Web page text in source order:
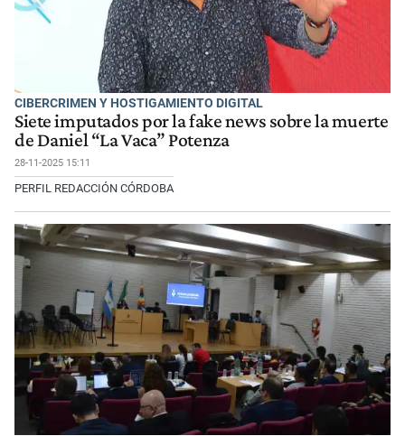
CIBERCRIMEN Y HOSTIGAMIENTO DIGITAL
Siete imputados por la fake news sobre la muerte
de Daniel “La Vaca” Potenza
28-11-2025 15:11
PERFIL REDACCIÓN CÓRDOBA